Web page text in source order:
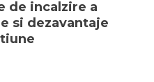
de incalzire a
si dezavantaje